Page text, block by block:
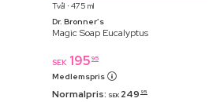
Tvål ⋅ 475 ml
Dr. Bronner’s
Magic Soap Eucalyptus
SEK 195 95
Medlemspris
Normalpris: SEK 249 95